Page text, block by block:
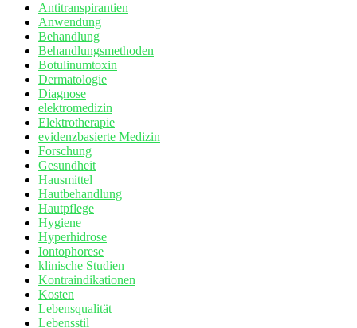
Antitranspirantien
Anwendung
Behandlung
Behandlungsmethoden
Botulinumtoxin
Dermatologie
Diagnose
elektromedizin
Elektrotherapie
evidenzbasierte Medizin
Forschung
Gesundheit
Hausmittel
Hautbehandlung
Hautpflege
Hygiene
Hyperhidrose
Iontophorese
klinische Studien
Kontraindikationen
Kosten
Lebensqualität
Lebensstil